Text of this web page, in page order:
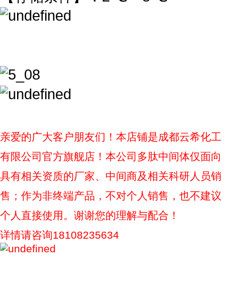
亲爱的广大客户朋友们！本店铺是成都云希化工
有限公司官方旗舰店！本公司多肽中间体仅面向
具有相关资质的厂家、中间商及相关科研人员销
售；作为非终端产品，不对个人销售，也不建议
个人直接使用。谢谢您的理解与配合！
详情请咨询18108235634